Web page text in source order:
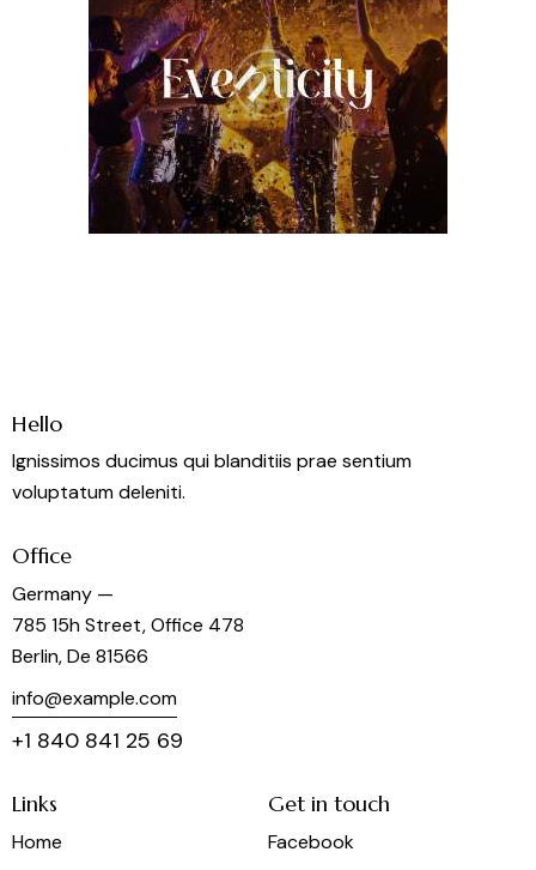
Hello
Ignissimos ducimus qui blanditiis prae sentium
voluptatum deleniti.
Office
Germany —
785 15h Street, Office 478
Berlin, De 81566
info@example.com
+1 840 841 25 69
Links
Home
Get in touch
Facebook